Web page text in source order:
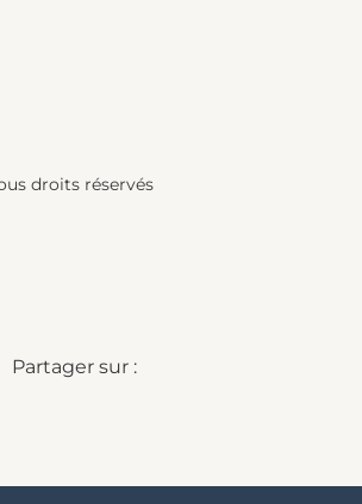
droits réservés
Partager sur :